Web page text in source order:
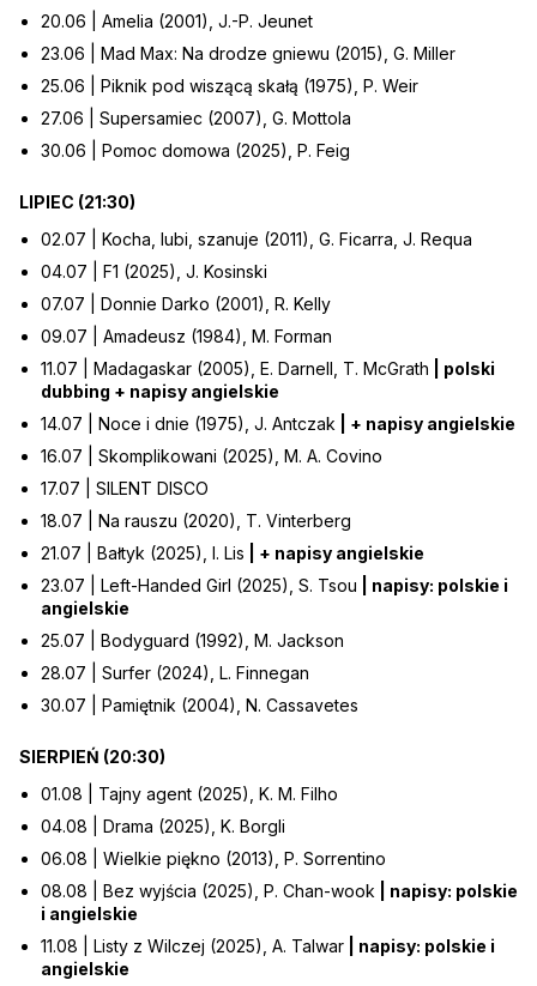
20.06 | Amelia (2001), J.-P. Jeunet
23.06 | Mad Max: Na drodze gniewu (2015), G. Miller
25.06 | Piknik pod wiszącą skałą (1975), P. Weir
27.06 | Supersamiec (2007), G. Mottola
30.06 | Pomoc domowa (2025), P. Feig
LIPIEC (21:30)
02.07 | Kocha, lubi, szanuje (2011), G. Ficarra, J. Requa
04.07 | F1 (2025), J. Kosinski
07.07 | Donnie Darko (2001), R. Kelly
09.07 | Amadeusz (1984), M. Forman
11.07 | Madagaskar (2005), E. Darnell, T. McGrath | polski
dubbing + napisy angielskie
14.07 | Noce i dnie (1975), J. Antczak | + napisy angielskie
16.07 | Skomplikowani (2025), M. A. Covino
17.07 | SILENT DISCO
18.07 | Na rauszu (2020), T. Vinterberg
21.07 | Bałtyk (2025), I. Lis | + napisy angielskie
23.07 | Left-Handed Girl (2025), S. Tsou | napisy: polskie i
angielskie
25.07 | Bodyguard (1992), M. Jackson
28.07 | Surfer (2024), L. Finnegan
30.07 | Pamiętnik (2004), N. Cassavetes
SIERPIEŃ (20:30)
01.08 | Tajny agent (2025), K. M. Filho
04.08 | Drama (2025), K. Borgli
06.08 | Wielkie piękno (2013), P. Sorrentino
08.08 | Bez wyjścia (2025), P. Chan-wook | napisy: polskie
i angielskie
11.08 | Listy z Wilczej (2025), A. Talwar | napisy: polskie i
angielskie